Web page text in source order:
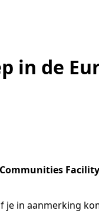
in de
Facility
in aanmerking